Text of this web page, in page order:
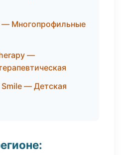
Многопрофильные
—
— Детская